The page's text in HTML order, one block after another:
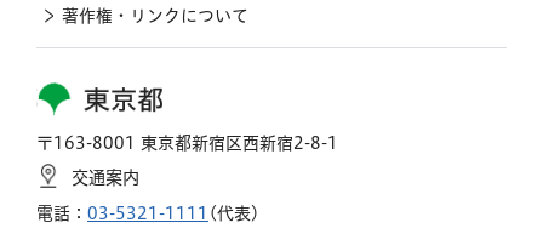
東京都
〒163-8001 東京都新宿区西新宿2-8-1
交通案内
電話： 03-5321-1111 (代表)
著作権・リンクについて